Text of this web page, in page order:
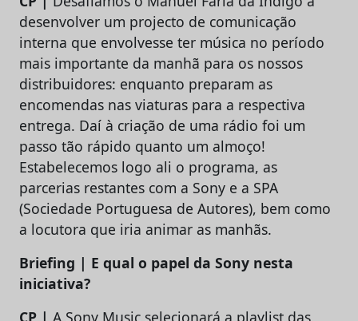
desenvolver um projecto de comunicação
interna que envolvesse ter música no período
mais importante da manhã para os nossos
distribuidores: enquanto preparam as
encomendas nas viaturas para a respectiva
entrega. Daí à criação de uma rádio foi um
passo tão rápido quanto um almoço!
Estabelecemos logo ali o programa, as
parcerias restantes com a Sony e a SPA
(Sociedade Portuguesa de Autores), bem como
a locutora que iria animar as manhãs.
Briefing | E qual o papel da Sony nesta
iniciativa?